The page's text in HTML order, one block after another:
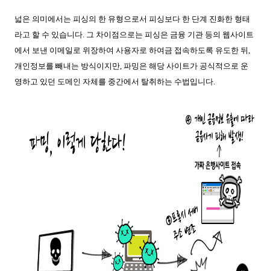
넓은 의미에서는 피싱의 한 유형으로서 피싱보다 한 단계 진화한 형태
라고 할 수 있습니다. 그 차이점으로는 피싱은 금융 기관 등의 웹사이트
에서 보낸 이메일로 위장하여 사용자로 하여금 접속하도록 유도한 뒤,
개인정보를 빼내는 방식이지만, 파밍은 해당 사이트가 공식적으로 운
영하고 있던 도메인 자체를 중간에서 탈취하는 수법입니다.